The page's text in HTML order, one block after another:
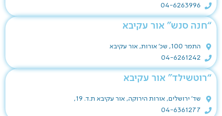
04-6263996
“חנה סנש” אור עקיבא
התמר 100, שכ' אורות, אור עקיבא
04-6261242
“רוטשילד” אור עקיבא
שד' ירושלים, אורות הירוקה, אור עקיבא ת.ד. 19,
04-6361277